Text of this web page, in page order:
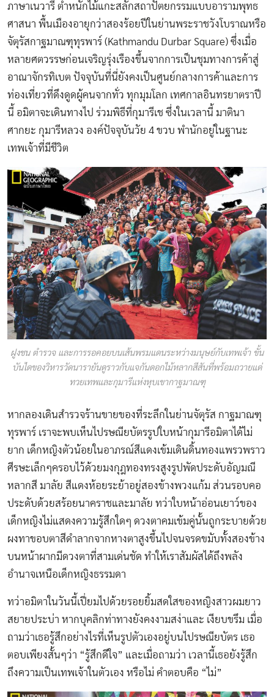
ภาษาเนวารี ตำหนักไม้แกะสลักสถาปัตยกรรมแบบอารามพุทธ
ศาสนา พื้นเมืองอายุกว่าสองร้อยปีในย่านพระราชวังโบราณหรือ
จัตุรัสกาฐมาณฑุทุรพาร์ (Kathmandu Durbar Square) ซึ่งเมื่อ
หลายศตวรรษก่อนเจริญรุ่งเรืองขึ้นจากการเป็นชุมทางการค้าสู่
อาณาจักรทิเบต ปัจจุบันที่นี่ยังคงเป็นศูนย์กลางการค้าและการ
ท่องเที่ยวที่ดึงดูดผู้คนจากทั่ว ทุกมุมโลก เทศกาลอินทรยาตราปี
นี้ อมิตาจะเดินทางไป ร่วมพิธีที่กุมารีเช ซึ่งในเวลานี้ มาตินา
ศากยะ กุมารีหลวง องค์ปัจจุบันวัย 4 ขวบ พำนักอยู่ในฐานะ
เทพเจ้าที่มีชีวิต
ฝูงชน ตำรวจ และการรอคอยบนเส้นพรมแดนระหว่างมนุษย์กับเทพเจ้า ขั้น
บันไดของวิหารวัดนารายันดูราวกับแจกันดอกไม้หลากสีสันที่พร้อมถวายแด่
ทวยเทพและกุมารีแห่งหุบเขากาฐมาณฑุ
หากลองเดินสำรวจร้านขายของที่ระลึกในย่านจัตุรัส กาฐมาณฑุ
ทุรพาร์ เราจะพบเห็นไปรษณียบัตรรูปใบหน้ากุมารีอมิตาได้ไม่
ยาก เด็กหญิงตัวน้อยในอาภรณ์สีแดงเข้มเดินดิ้นทองแพรวพราว
ศีรษะเล็กๆครอบไว้ด้วยมงกุฎทองทรงสูงรูปพัดประดับอัญมณี
หลากสี มาลัย สีแดงห้อยระย้าอยู่สองข้างพวงแก้ม ส่วนรอบคอ
ประดับด้วยสร้อยนาคราชและมาลัย ทว่าใบหน้าอ่อนเยาว์ของ
เด็กหญิงไม่แสดงความรู้สึกใดๆ ดวงตาคมเข้มคู่นั้นถูกระบายด้วย
ผงทาขอบตาสีดำลากจากหางตาสูงขึ้นไปจนจรดขมับทั้งสองข้าง
บนหน้าผากมีดวงตาที่สามเด่นชัด ทำให้เราสัมผัสได้ถึงพลัง
อำนาจเหนือเด็กหญิงธรรมดา
ทว่าอมิตาในวันนี้เปี่ยมไปด้วยรอยยิ้มสดใสของหญิงสาวผมยาว
สยายประบ่า หากบุคลิกท่าทางยังคงงามสง่าและ เงียบขรึม เมื่อ
ถามว่าเธอรู้สึกอย่างไรที่เห็นรูปตัวเองอยู่บนไปรษณียบัตร เธอ
ตอบเพียงสั้นๆว่า “รู้สึกดีใจ” และเมื่อถามว่า เวลานี้เธอยังรู้สึก
ถึงความเป็นเทพเจ้าในตัวเอง หรือไม่ คำตอบคือ “ไม่”